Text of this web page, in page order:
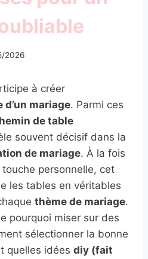
2026
à créer
d’un mariage. Parmi ces
de table
souvent décisif dans la
de mariage. À la fois
personnelle, cet
les tables en véritables
thème de mariage.
pourquoi miser sur des
sélectionner la bonne
quelles idées diy (fait